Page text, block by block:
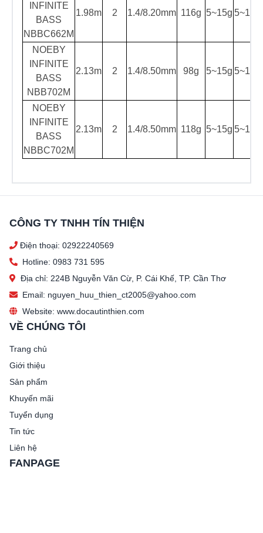
INFINITE
BASS
NBBC662M
1.98m 2 1.4/8.20mm 116g 5~15g
NOEBY
INFINITE
BASS
NBB702M
2.13m 2 1.4/8.50mm 98g 5~15g
NOEBY
INFINITE
BASS
NBBC702M
2.13m 2 1.4/8.50mm 118g 5~15g
CÔNG TY TNHH TÍN THIỆN
Điện thoại: 02922240569
Hotline: 0983 731 595
Địa chỉ: 224B Nguyễn Văn Cừ, P. Cái Khế, TP. Cần Thơ
Email: nguyen_huu_thien_ct2005@yahoo.com
Website: www.docautinthien.com
VỀ CHÚNG TÔI
Trang chủ
Giới thiệu
Sản phẩm
Khuyến mãi
Tuyển dụng
Tin tức
Liên hệ
FANPAGE